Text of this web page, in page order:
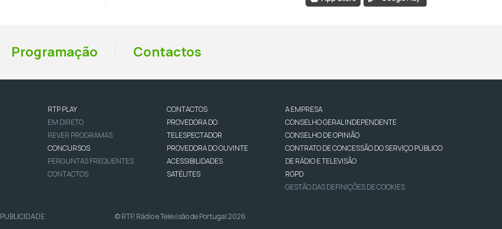
Programação Contactos
RTP PLAY
EM DIRETO
REVER PROGRAMAS
CONCURSOS
PERGUNTAS FREQUENTES
CONTACTOS
CONTACTOS
PROVEDORA DO
TELESPECTADOR
PROVEDORA DO OUVINTE
ACESSIBILIDADES
SATÉLITES
A EMPRESA
CONSELHO GERAL INDEPENDENTE
CONSELHO DE OPINIÃO
CONTRATO DE CONCESSÃO DO SERVIÇO PÚBLICO
DE RÁDIO E TELEVISÃO
RGPD
GESTÃO DAS DEFINIÇÕES DE COOKIES
PUBLICIDADE © RTP, Rádio e Televisão de Portugal 2026